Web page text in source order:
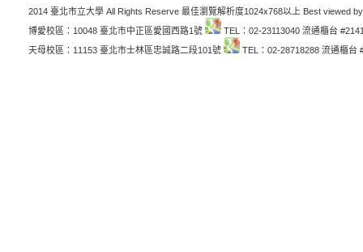
2014 臺北市立大學 All Rights Reserve 最佳瀏覽解析度1024x768以上 Best viewed
博愛校區：10048 臺北市中正區愛國西路1號
TEL：02-23113040 流通櫃台
天母校區：11153 臺北市士林區忠誠路二段101號
TEL：02-28718288 流通櫃台